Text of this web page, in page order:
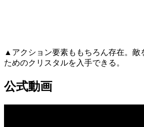
▲アクション要素ももちろん存在。敵
ためのクリスタルを入手できる。
公式動画